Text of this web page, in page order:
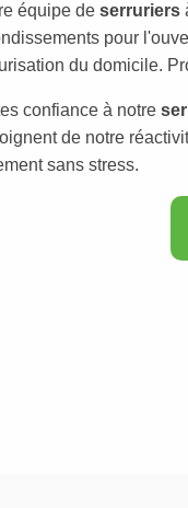
équipe de serruriers
pour
du domicile.
confiance à notre
de notre
sans stress.